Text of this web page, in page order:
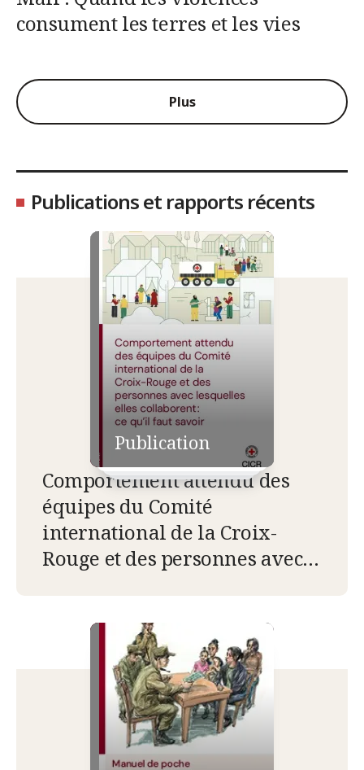
consument les terres et les vies
Plus
Publications et rapports récents
Publication
Comportement attendu des
équipes du Comité
international de la Croix-
Rouge et des personnes avec